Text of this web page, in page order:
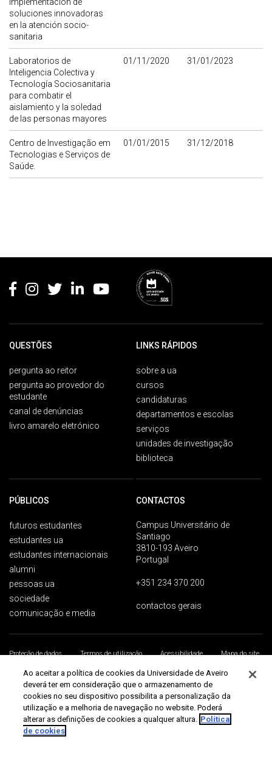
soluciones innovadoras
en la atención socio-
sanitaria
Laboratorios de
Inteligencia Colectiva y
Tecnología Sociosanitaria
para combatir el
aislamiento y la soledad
de las personas mayores
01/11/2020 31/01/2023
Centro de Investigação em
Tecnologias e Serviços de
Saúde.
01/01/2015 31/12/2018
QUESTÕES
pergunta ao reitor
pergunta ao provedor do
estudante
canal de denúncias
livro amarelo eletrónico
LINKS RÁPIDOS
sobre a ua
cursos
candidaturas
departamentos e escolas
serviços
unidades de investigação
biblioteca
PÚBLICOS
futuros estudantes
estudantes ua
estudantes internacionais
alumni
pessoas ua
sociedade
comunicação e media
CONTACTOS
Campus Universitário de
Santiago
3810-193 Aveiro
Portugal
+351 234 370 200
contactos gerais
Proteção de dados Termos de utilização Acessibilidade
Mapa do site
Universidade de Aveiro 2026
Ao aceitar a política de cookies da Universidade de Aveiro
deverá ter em consideração que o armazenamento de
cookies no seu dispositivo possibilita a personalização da
utilização e a melhoria de navegação no website. Poderá
alterar as definições de cookies a qualquer altura. Política
de cookies